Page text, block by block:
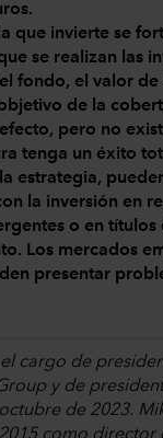
que invierte se
se realizan las
fondo, el valor de
de la
pero no
tenga un éxito
estrategia,
la inversión en
o en títulos
Los mercados
presentar
cargo de
y de
de 2023.